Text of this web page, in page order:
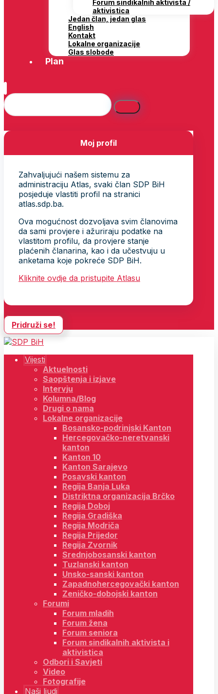
Forum sindikalnih aktivista /
aktivistica
Jedan član, jedan glas
English
Kontakt
Lokalne organizacije
Glas slobode
Plan
Moj profil
Zahvaljujući našem sistemu za
administraciju Atlas, svaki član SDP BiH
posjeduje vlastiti profil na stranici
atlas.sdp.ba.
Ova mogućnost dozvoljava svim članovima
da sami provjere i ažuriraju podatke na
vlastitom profilu, da provjere stanje
plaćenih članarina, kao i da učestvuju u
anketama koje pokreće SDP BiH.
Kliknite ovdje da pristupite Atlasu
Pridruži se!
Vijesti
Aktuelnosti
Saopštenja i izjave
Intervju
Kolumna/Blog
Drugi o nama
Lokalne organizacije
Bosansko-podrinjski Kanton
Hercegovačko-neretvanski
kanton
Kanton 10
Kanton Sarajevo
Posavski kanton
Regija Banja Luka
Distriktna organizacija Brčko
Regija Doboj
Regija Gradiška
Regija Modriča
Regija Prijedor
Regija Zvornik
Srednjobosanski kanton
Tuzlanski kanton
Unsko-sanski kanton
Zapadnohercegovački kanton
Zeničko-dobojski kanton
Forumi
Forum mladih
Forum žena
Forum seniora
Forum sindikalnih aktivista i
aktivistica
Odbori i Savjeti
Video
Fotografije
Naši ljudi